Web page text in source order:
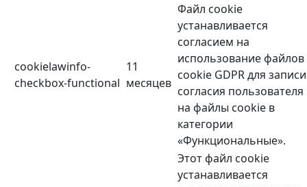
cookielawinfo-
checkbox-functional
11
месяцев
Файл cookie
устанавливается
согласием на
использование файлов
cookie GDPR для записи
согласия пользователя
на файлы cookie в
категории
«Функциональные».
Этот файл cookie
устанавливается